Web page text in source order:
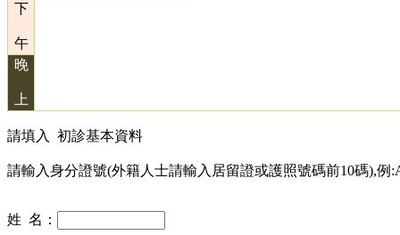
下
午
晚
上
請填入 初診基本資料
請輸入身分證號(外籍人士請輸入居留證或護照號碼前10碼),例
姓 名：